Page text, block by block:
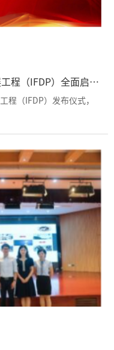
智能财务分会成立暨智能财务发展工程（IFDP）全面启动大会在北京隆重举行
程（IFDP）发布仪式，